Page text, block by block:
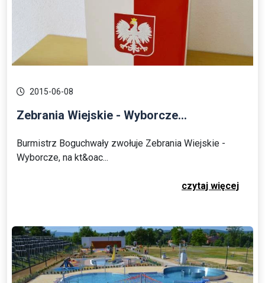
2015-06-08
Zebrania Wiejskie - Wyborcze...
Burmistrz Boguchwały zwołuje Zebrania Wiejskie -
Wyborcze, na kt&oac...
czytaj więcej